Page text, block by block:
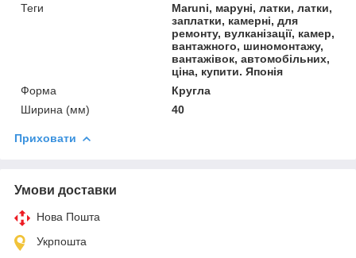
Теги
Maruni, маруні, латки, латки,
заплатки, камерні, для
ремонту, вулканізації, камер,
вантажного, шиномонтажу,
вантажівок, автомобільних,
ціна, купити. Японія
Форма
Кругла
Ширина (мм)
40
Приховати
Умови доставки
Нова Пошта
Укрпошта